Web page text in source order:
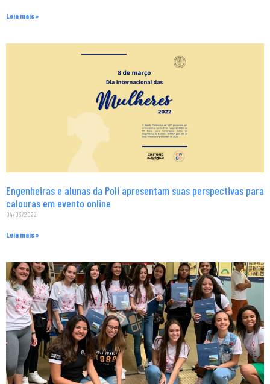
Leia mais »
Engenheiras e alunas da Poli apresentam suas perspectivas para
calouras em evento online
04/03/2022
Leia mais »